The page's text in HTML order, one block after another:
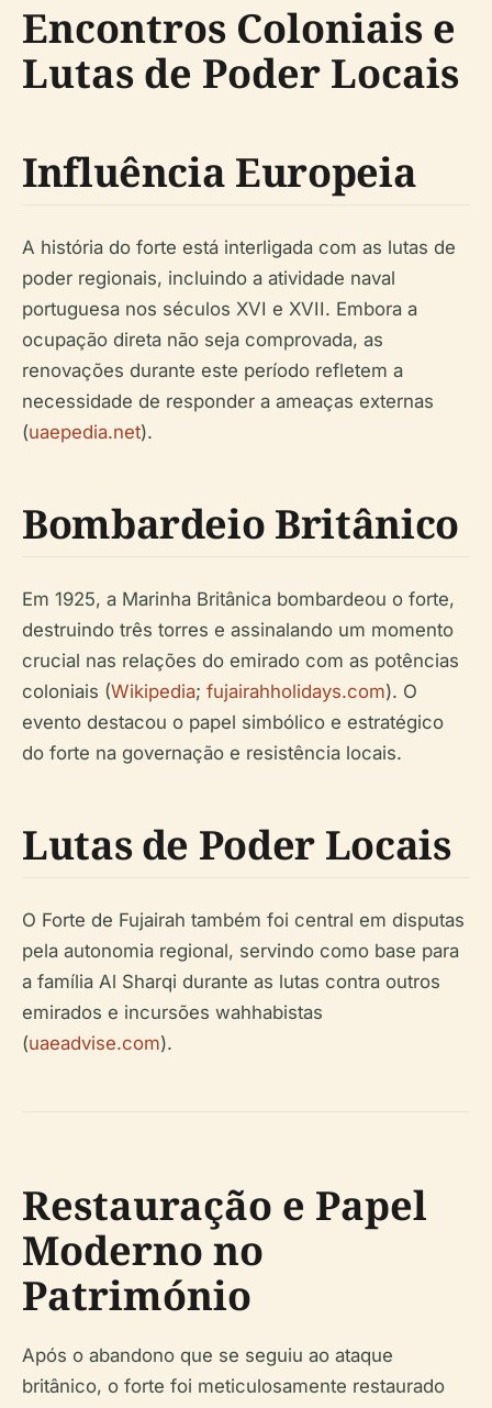
Encontros Coloniais e
Lutas de Poder Locais
Influência Europeia
A história do forte está interligada com as lutas de
poder regionais, incluindo a atividade naval
portuguesa nos séculos XVI e XVII. Embora a
ocupação direta não seja comprovada, as
renovações durante este período refletem a
necessidade de responder a ameaças externas
(uaepedia.net).
Bombardeio Britânico
Em 1925, a Marinha Britânica bombardeou o forte,
destruindo três torres e assinalando um momento
crucial nas relações do emirado com as potências
coloniais (Wikipedia; fujairahholidays.com). O
evento destacou o papel simbólico e estratégico
do forte na governação e resistência locais.
Lutas de Poder Locais
O Forte de Fujairah também foi central em disputas
pela autonomia regional, servindo como base para
a família Al Sharqi durante as lutas contra outros
emirados e incursões wahhabistas
(uaeadvise.com).
Restauração e Papel
Moderno no
Património
Após o abandono que se seguiu ao ataque
britânico, o forte foi meticulosamente restaurado